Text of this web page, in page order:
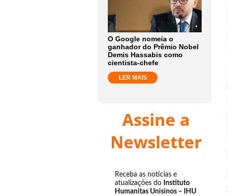
O Google nomeia o
ganhador do Prêmio Nobel
Demis Hassabis como
cientista-chefe
LER MAIS
Assine a
Newsletter
Receba as notícias e
atualizações do Instituto
Humanitas Unisinos – IHU